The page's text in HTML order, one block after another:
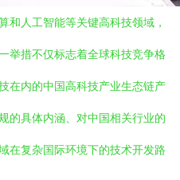
和人工智能等关键高科技领域，
举措不仅标志着全球科技竞争格
在内的中国高科技产业生态链产
的具体内涵、对中国相关行业的
在复杂国际环境下的技术开发路